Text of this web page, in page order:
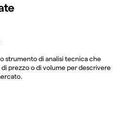
strumento di analisi tecnica che
prezzo o di volume per descrivere